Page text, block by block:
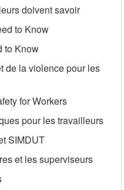
doivent savoir
to Know
to Know
de la violence pour les
for Workers
pour les travailleurs
SIMDUT
et les superviseurs